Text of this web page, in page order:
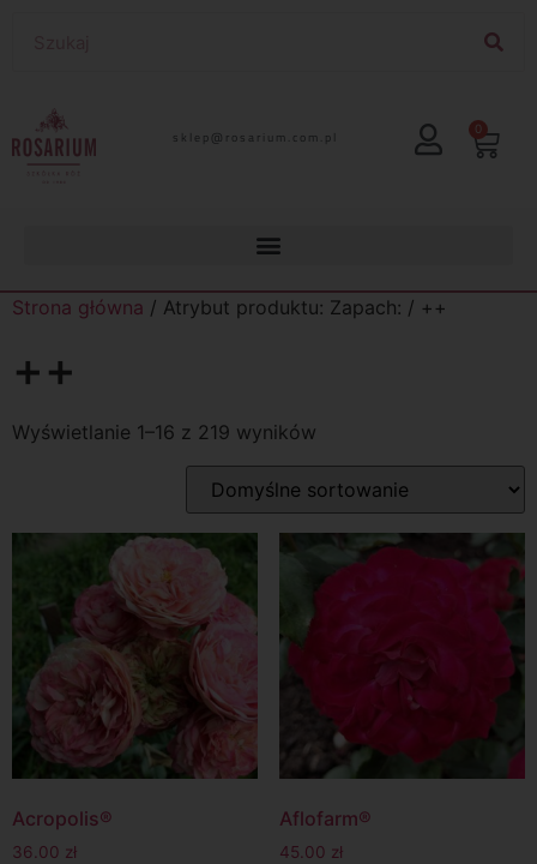
lp.moc.muirasor@pelks 0
Strona główna / Atrybut produktu: Zapach: / ++
++
Wyświetlanie 1–16 z 219 wyników
Acropolis®
36.00 zł
Aflofarm®
45.00 zł